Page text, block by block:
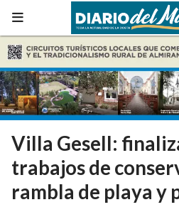
Villa Gesell:
trabajos de
rambla de playa y